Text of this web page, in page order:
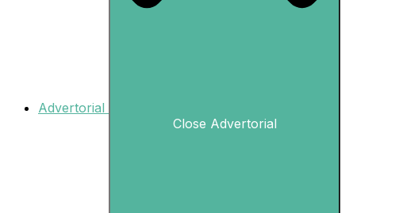
Advertorial
Close Advertorial